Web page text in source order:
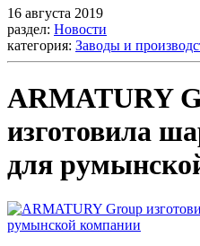
16 августа 2019
раздел: Новости
категория: Заводы и
ARMATURY
изготовила
для